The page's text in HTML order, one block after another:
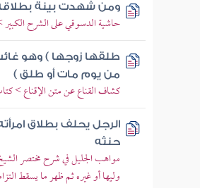
ومن شهدت بينة
حاشية الدسوقي على الشرح الكبير
طلقها زوجها ) وهو
من يوم مات أو طلق )
كشاف القناع عن متن الإقناع >
الرجل يحلف بطلاق
حنثه
مواهب الجليل في شرح مختصر
وليها أو غيره ثم ظهر ما يسقط